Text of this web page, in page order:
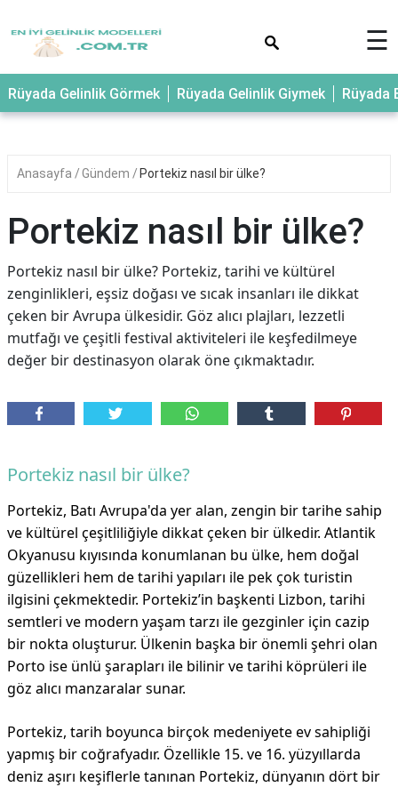
☰
Rüyada Gelinlik Görmek Rüyada Gelinlik Giymek Rüyada
Anasayfa Gündem Portekiz nasıl bir ülke?
Portekiz nasıl bir ülke?
Portekiz nasıl bir ülke? Portekiz, tarihi ve kültürel
zenginlikleri, eşsiz doğası ve sıcak insanları ile dikkat
çeken bir Avrupa ülkesidir. Göz alıcı plajları, lezzetli
mutfağı ve çeşitli festival aktiviteleri ile keşfedilmeye
değer bir destinasyon olarak öne çıkmaktadır.
Portekiz nasıl bir ülke?
Portekiz, Batı Avrupa'da yer alan, zengin bir tarihe sahip
ve kültürel çeşitliliğiyle dikkat çeken bir ülkedir. Atlantik
Okyanusu kıyısında konumlanan bu ülke, hem doğal
güzellikleri hem de tarihi yapıları ile pek çok turistin
ilgisini çekmektedir. Portekiz’in başkenti Lizbon, tarihi
semtleri ve modern yaşam tarzı ile gezginler için cazip
bir nokta oluşturur. Ülkenin başka bir önemli şehri olan
Porto ise ünlü şarapları ile bilinir ve tarihi köprüleri ile
göz alıcı manzaralar sunar.
Portekiz, tarih boyunca birçok medeniyete ev sahipliği
yapmış bir coğrafyadır. Özellikle 15. ve 16. yüzyıllarda
deniz aşırı keşiflerle tanınan Portekiz, dünyanın dört bir